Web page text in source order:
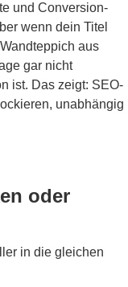
und Conversion-
wenn dein Titel
aus
gar nicht
ist. Das zeigt: SEO-
unabhängig
oder
in die gleichen